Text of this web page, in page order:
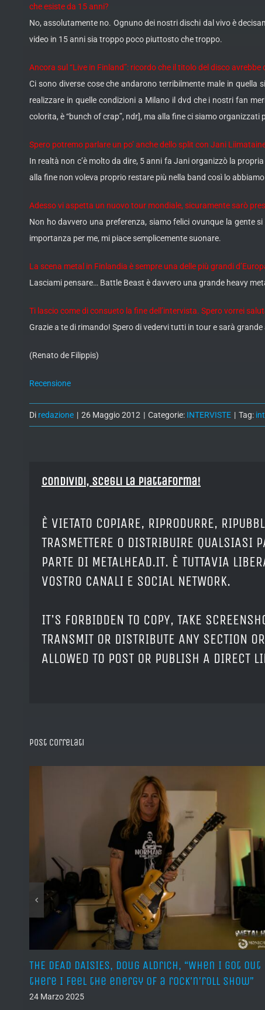
che esiste da 15 anni?
No, assolutamente no. Ognuno dei nostri dischi dal vivo è
video in 15 anni sia troppo poco piuttosto che troppo.
Ancora sul “Live in Finland”: ricordo che il titolo del disco
Ci sono diverse cose che andarono terribilmente male in
realizzare in quelle condizioni a Milano il dvd che i nostri fan
colorita, è “bunch of crap”, ndr], ma alla fine ci siamo
Spero potremo parlare un po’ anche dello split con Jani
In realtà non c’è molto da dire, 5 anni fa Jani organizzò la
alla fine non voleva proprio restare più nella band così lo
Adesso vi aspetta un nuovo tour mondiale, sicuramente sarò
Non ho davvero una preferenza, siamo felici ovunque la gente
importanza per me, mi piace semplicemente suonare.
La scena metal in Finlandia è sempre una delle più grandi
Lasciami pensare… Battle Beast è davvero una grande heavy
Ti lascio come di consueto la fine dell’intervista. Spero vorrei
Grazie a te di rimando! Spero di vedervi tutti in tour e sarà
(Renato de Filippis)
Recensione
Di redazione | 26 Maggio 2012 | Categorie: INTERVISTE | Tag:
Condividi, Scegli la piattaforma!
È VIETATO COPIARE, RIPRODURRE,
TRASMETTERE O DISTRIBUIRE QUALSIASI
PARTE DI METALHEAD.IT. È TUTTAVIA
VOSTRO CANALI E SOCIAL NETWORK.
IT'S FORBIDDEN TO COPY, TAKE
TRANSMIT OR DISTRIBUTE ANY SECTION
ALLOWED TO POST OR PUBLISH A DIRECT
Post correlati
THE DEAD DAISIES, Doug Aldrich, “When I got out
there I feel the energy of a rock’n’roll show”
24 Marzo 2025